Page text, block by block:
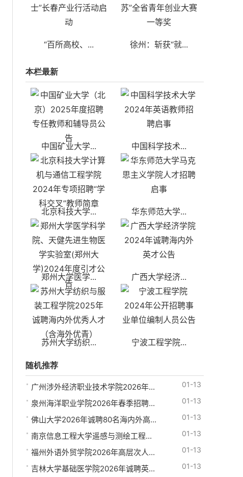
“百所高校、... 徐州：斩获“就...
本栏最新
中国矿业大学... 中国科学技术...
北京科技大学... 华东师范大学...
郑州大学医学... 广西大学经济...
苏州大学纺织... 宁波工程学院...
随机推荐
01-13
广州涉外经济职业技术学院2026年...
01-13
泉州海洋职业学院2026年春季招聘...
01-13
佛山大学2026年诚聘80名海内外高...
01-13
南京信息工程大学遥感与测绘工程...
01-13
福州外语外贸学院2026年高层次人...
01-13
吉林大学基础医学院2026年诚聘英...